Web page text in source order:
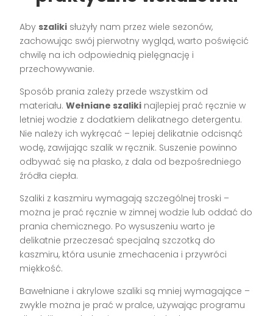
Aby szaliki służyły nam przez wiele sezonów,
zachowując swój pierwotny wygląd, warto poświęcić
chwilę na ich odpowiednią pielęgnację i
przechowywanie.
Sposób prania zależy przede wszystkim od
materiału.Wełniane szaliki najlepiej prać ręcznie w
letniej wodzie z dodatkiem delikatnego detergentu.
Nie należy ich wykręcać – lepiej delikatnie odcisnąć
wodę, zawijając szalik w ręcznik. Suszenie powinno
odbywać się na płasko, z dala od bezpośredniego
źródła ciepła.
Szaliki z kaszmiru wymagają szczególnej troski –
można je prać ręcznie w zimnej wodzie lub oddać do
prania chemicznego. Po wysuszeniu warto je
delikatnie przeczesać specjalną szczotką do
kaszmiru, która usunie zmechacenia i przywróci
miękkość.
Bawełniane i akrylowe szaliki są mniej wymagające –
zwykle można je prać w pralce, używając programu